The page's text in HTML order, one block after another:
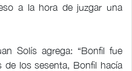
a la hora de juzgar una
Solís agrega: “Bonfil fue
de los sesenta, Bonfil hacía